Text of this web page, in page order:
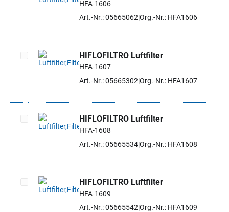
Artikel auswählen
HFA-1606
Art.-Nr.: 05665062 Org.-Nr.: HFA1606
Artikel auswählen
HIFLOFILTRO Luftfilter
HFA-1607
Art.-Nr.: 05665302 Org.-Nr.: HFA1607
Artikel auswählen
HIFLOFILTRO Luftfilter
HFA-1608
Art.-Nr.: 05665534Org.-Nr.: HFA1608
Artikel auswählen
HIFLOFILTRO Luftfilter
HFA-1609
Art.-Nr.: 05665542 Org.-Nr.: HFA1609